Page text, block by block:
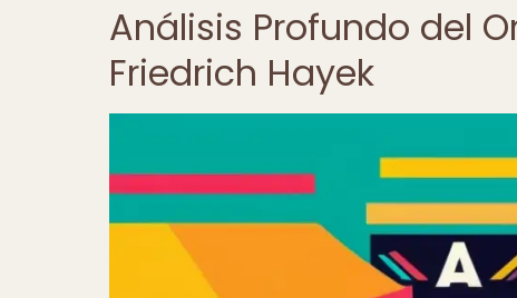
Análisis Profundo del
Friedrich Hayek